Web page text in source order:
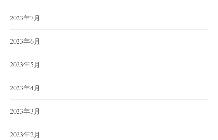
2023年7月
2023年6月
2023年5月
2023年4月
2023年3月
2023年2月